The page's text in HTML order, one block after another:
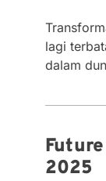
lagi
dalam
2025